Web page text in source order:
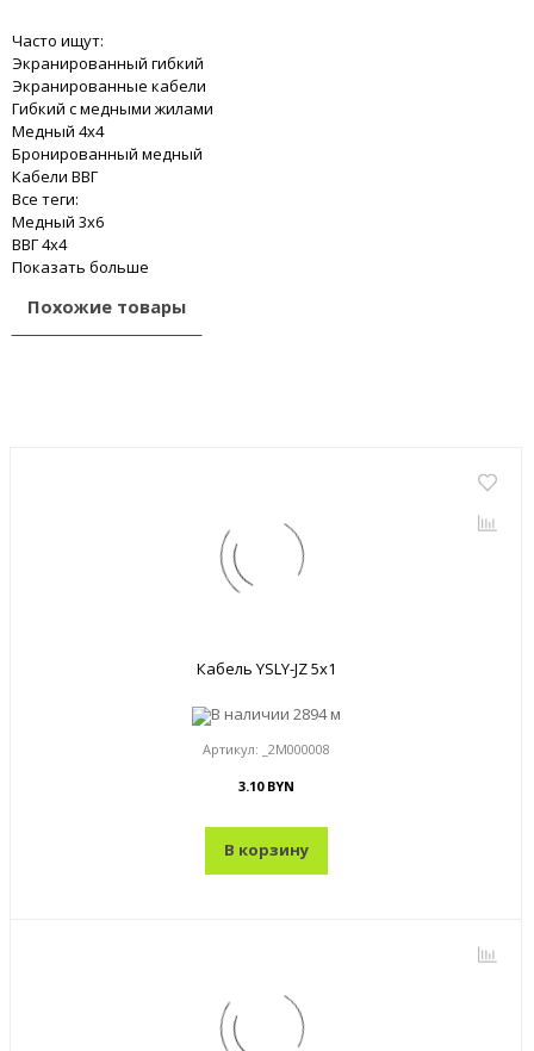
Часто ищут:
Экранированный гибкий
Экранированные кабели
Гибкий с медными жилами
Медный 4x4
Бронированный медный
Кабели ВВГ
Все теги:
Медный 3x6
ВВГ 4x4
Показать больше
Похожие товары
Кабель YSLY-JZ 5x1
В наличии 2894 м
Артикул: _2M000008
3.10 BYN
В корзину